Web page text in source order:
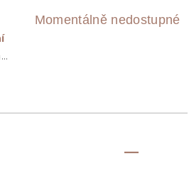
Momentálně nedostupné